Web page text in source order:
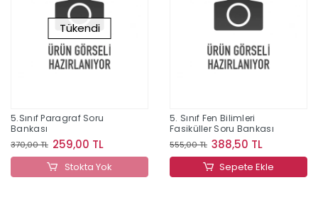
Tükendi
5.Sınıf Paragraf Soru
Bankası
370,00 TL 259,00 TL
Stokta Yok
5. Sınıf Fen Bilimleri
Fasiküller Soru Bankası
555,00 TL 388,50 TL
Sepete Ekle